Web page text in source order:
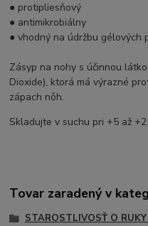
● protipliesňový
● antimikrobiálny
● vhodný na údržbu gélových
Zásyp na nohy s účinnou
Dioxide), ktorá má výrazné
zápach nôh.
Skladujte v suchu pri +5 až
Tovar zaradený v
STAROSTLIVOSŤ O